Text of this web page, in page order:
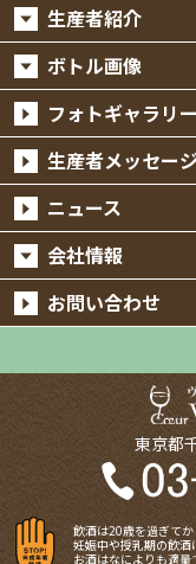
生産者紹介
ボトル画像
フォトギャラリー
生産者メッセー
ニュース
会社情報
お問い合わせ
東京都
飲酒は20歳を過ぎてか
妊娠中や授乳期の飲酒
お酒はなによりも適量